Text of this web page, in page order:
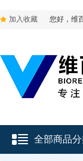
加入收藏 您好，维
全部商品